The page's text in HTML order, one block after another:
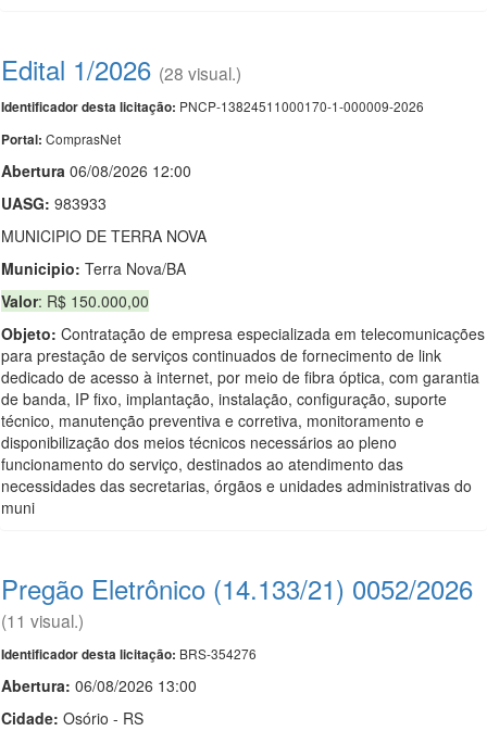
Edital 1/2026 (28 visual.)
Identificador desta licitação: PNCP-13824511000170-1-000009-2026
Portal: ComprasNet
Abertura 06/08/2026 12:00
UASG: 983933
MUNICIPIO DE TERRA NOVA
Municipio: Terra Nova/BA
Valor: R$ 150.000,00
Objeto: Contratação de empresa especializada em telecomunicações
para prestação de serviços continuados de fornecimento de link
dedicado de acesso à internet, por meio de fibra óptica, com garantia
de banda, IP fixo, implantação, instalação, configuração, suporte
técnico, manutenção preventiva e corretiva, monitoramento e
disponibilização dos meios técnicos necessários ao pleno
funcionamento do serviço, destinados ao atendimento das
necessidades das secretarias, órgãos e unidades administrativas do
muni
Pregão Eletrônico (14.133/21) 0052/2026
(11 visual.)
Identificador desta licitação: BRS-354276
Abertura: 06/08/2026 13:00
Cidade: Osório - RS